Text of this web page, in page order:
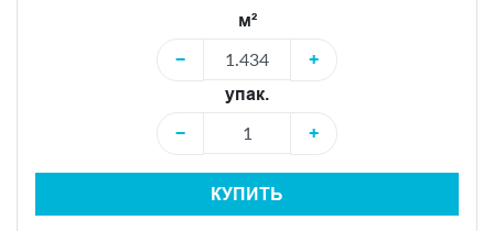
м²
−
+
упак.
−
+
КУПИТЬ